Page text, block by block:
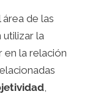
de las
la
la relación